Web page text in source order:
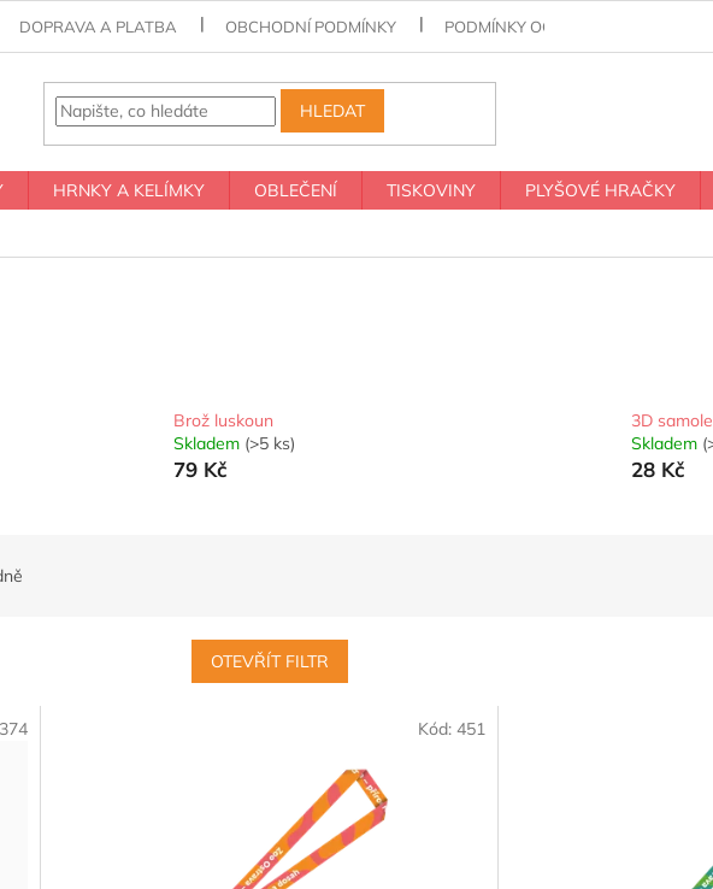
DOPRAVA A PLATBA OBCHODNÍ PODMÍNKY PODMÍNKY OCHRANY OSOBNÍCH
HLEDAT
HRNKY A KELÍMKY OBLEČENÍ TISKOVINY PLYŠOVÉ HRAČKY
Brož luskoun
Skladem (>5 ks)
79 Kč
3D
Skladem
28 Kč
OTEVŘÍT FILTR
374 Kód: 451